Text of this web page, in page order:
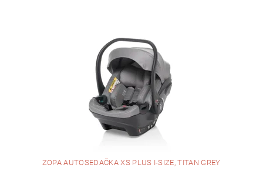
ZOPA AUTOSEDAČKA XS PLUS I-SIZE, TITAN GREY